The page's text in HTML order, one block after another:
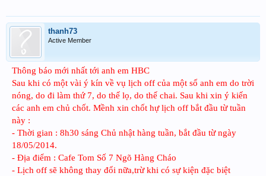
thanh73
Active Member
Thông báo mới nhất tới anh em HBC
Sau khi có một vài ý kín về vụ lịch off của một số anh em do trời
nóng, do đi làm thứ 7, do thế lọ, do thế chai. Sau khi xin ý kiến
các anh em chủ chốt. Mềnh xin chốt hự lịch off bắt đầu từ tuần
này :
- Thời gian : 8h30 sáng Chủ nhật hàng tuần, bắt đầu từ ngày
18/05/2014.
- Địa điểm : Cafe Tom Số 7 Ngõ Hàng Cháo
- Lịch off sẽ không thay đổi nữa,trừ khi có sự kiện đặc biệt